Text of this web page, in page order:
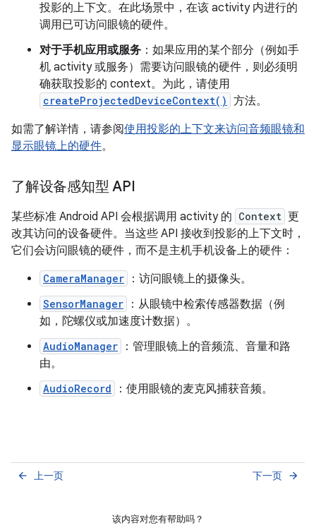
投影的上下文。在此场景中，在该 activity 内进行的
调用已可访问眼镜的硬件。
对于手机应用或服务 ：如果应用的某个部分（例如手
机 activity 或服务）需要访问眼镜的硬件，则必须明
确获取投影的 context。为此，请使用
createProjectedDeviceContext() 方法。
如需了解详情，请参阅使用投影的上下文来访问音频眼镜和
显示眼镜上的硬件。
了解设备感知型 API
某些标准 Android API 会根据调用 activity 的 Context 更
改其访问的设备硬件。当这些 API 接收到投影的上下文时，
它们会访问眼镜的硬件，而不是主机手机设备上的硬件：
CameraManager ：访问眼镜上的摄像头。
SensorManager
：从眼镜中检索传感器数据（例
如，陀螺仪或加速度计数据）。
AudioManager
：管理眼镜上的音频流、音量和路
由。
AudioRecord ：使用眼镜的麦克风捕获音频。
上一页
arrow_back 下一页 arrow_forward
该内容对您有帮助吗？